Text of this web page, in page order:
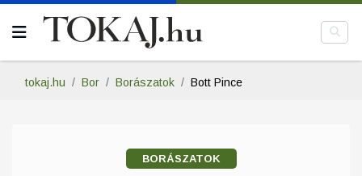
tokaj.hu Bor Borászatok Bott Pince
BORÁSZATOK